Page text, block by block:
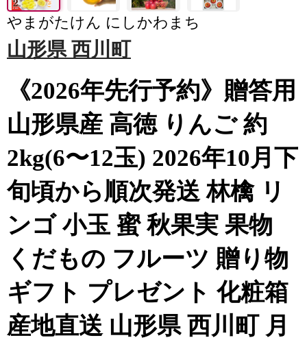
やまがたけん にしかわまち
山形県 西川町
《2026年先行予約》贈答用
山形県産 高徳 りんご 約
2kg(6〜12玉) 2026年10月下
旬頃から順次発送 林檎 リ
ンゴ 小玉 蜜 秋果実 果物
くだもの フルーツ 贈り物
ギフト プレゼント 化粧箱
産地直送 山形県 西川町 月